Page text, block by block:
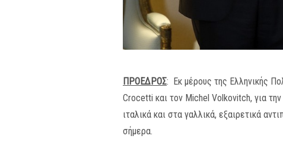
ΠΡΟΕΔΡΟΣ: Εκ μέρους της Ελληνικής
Crocetti και τον Michel Volkovitch, για
ιταλικά και στα γαλλικά, εξαιρετικά
σήμερα.